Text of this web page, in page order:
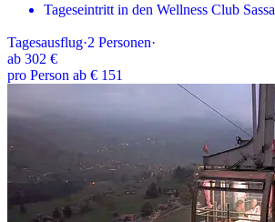
Tageseintritt in den Wellness Club Sassa
Tagesausflug·2 Personen·
ab 302 €
pro Person ab € 151